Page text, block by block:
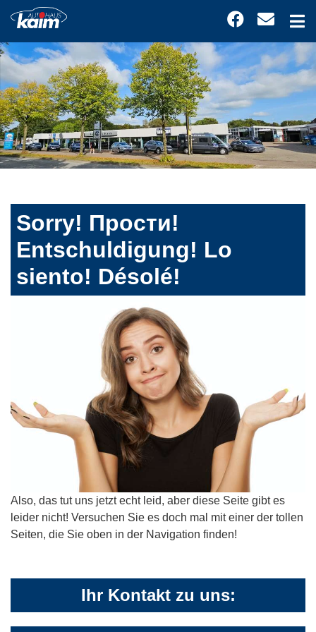
Sorry! Прости!
Entschuldigung! Lo
siento! Désolé!
Also, das tut uns jetzt echt leid, aber diese Seite gibt es
leider nicht! Versuchen Sie es doch mal mit einer der tollen
Seiten, die Sie oben in der Navigation finden!
Ihr Kontakt zu uns: